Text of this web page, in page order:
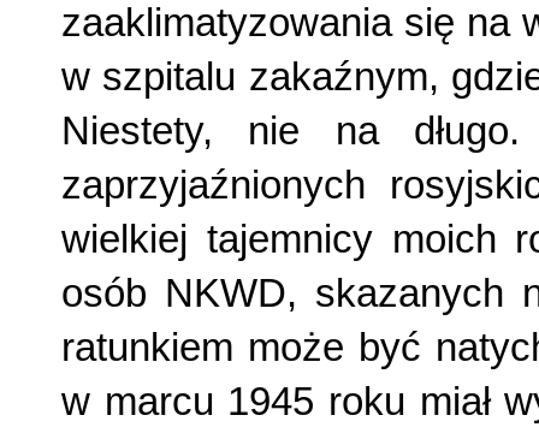
zaaklimatyzowania się na
w szpitalu zakaźnym,
Niestety, nie na
zaprzyjaźnionych
wielkiej tajemnicy moich
osób NKWD, skazanych
ratunkiem może być
w marcu 1945 roku miał